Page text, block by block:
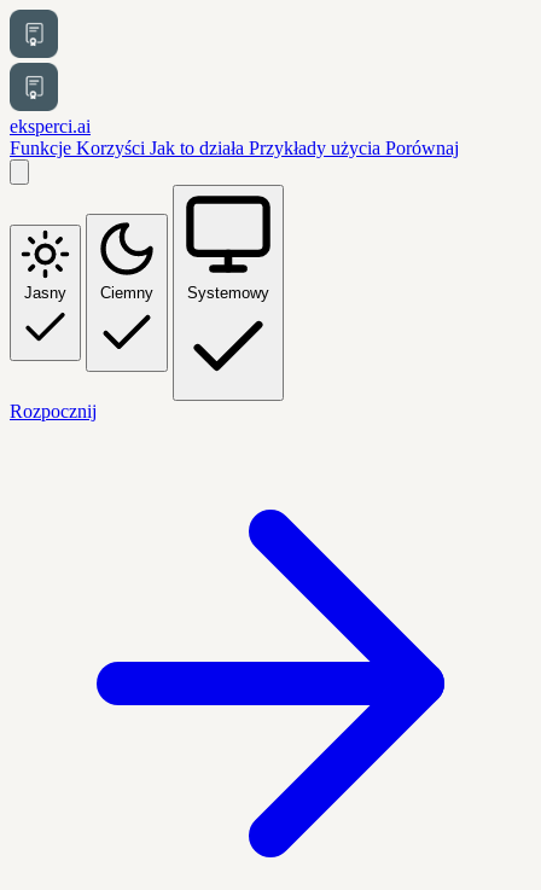
eksperci.ai
Funkcje Korzyści Jak to działa Przykłady użycia Porównaj
Jasny Ciemny Systemowy
Rozpocznij